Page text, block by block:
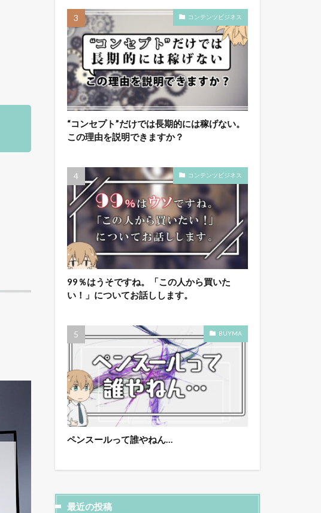
コンテンツビジネス
“コンセプト”だけでは長期的には稼げない。
この理由を説明できますか？
コンテンツビジネス
99％はうそですね。「この人から買いた
い！」についてお話しします。
BUYMA
ペンスールって誰やねん…
最近の投稿